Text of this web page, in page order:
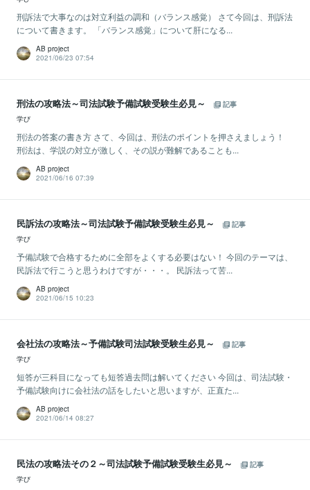
刑訴法で大事なのは対立利益の調和（バランス感覚） さて今回は、刑訴法
について書きます。 「バランス感覚」について肝になる...
AB project
2021/06/23 07:54
刑法の攻略法～司法試験予備試験受験生必見～
記事
学び
刑法の答案の書き方 さて、今回は、刑法のポイントを押さえましょう！
刑法は、学説の対立が激しく、その説が難解であることも...
AB project
2021/06/16 07:39
民訴法の攻略法～司法試験予備試験受験生必見～
記事
学び
予備試験で合格するために全部をよくする必要はない！ 今回のテーマは、
民訴法で行こうと思うわけですが・・・。 民訴法って苦...
AB project
2021/06/15 10:23
会社法の攻略法～予備試験司法試験受験生必見～
記事
学び
短答が三科目になっても短答過去問は解いてください 今回は、司法試験・
予備試験向けに会社法の話をしたいと思いますが、正直た...
AB project
2021/06/14 08:27
民法の攻略法その２～司法試験予備試験受験生必見～
記事
学び